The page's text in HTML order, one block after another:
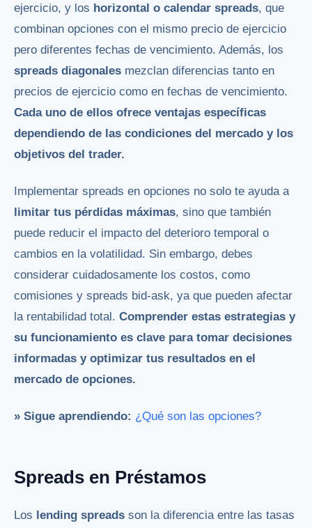
ejercicio, y los horizontal o calendar spreads, que
combinan opciones con el mismo precio de ejercicio
pero diferentes fechas de vencimiento. Además, los
spreads diagonales mezclan diferencias tanto en
precios de ejercicio como en fechas de vencimiento.
Cada uno de ellos ofrece ventajas específicas
dependiendo de las condiciones del mercado y los
objetivos del trader.
Implementar spreads en opciones no solo te ayuda a
limitar tus pérdidas máximas, sino que también
puede reducir el impacto del deterioro temporal o
cambios en la volatilidad. Sin embargo, debes
considerar cuidadosamente los costos, como
comisiones y spreads bid-ask, ya que pueden afectar
la rentabilidad total. Comprender estas estrategias y
su funcionamiento es clave para tomar decisiones
informadas y optimizar tus resultados en el
mercado de opciones.
» Sigue aprendiendo: ¿Qué son las opciones?
Spreads en Préstamos
Los lending spreads son la diferencia entre las tasas